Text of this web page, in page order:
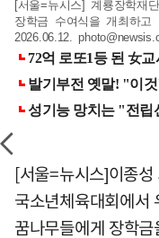
[서울=뉴시스] 계룡장학재
장학금 수여식을 개최하고
2026.06.12.
[서울=뉴시스]이종
국소년체육대회에서
꿈나무들에게 장학